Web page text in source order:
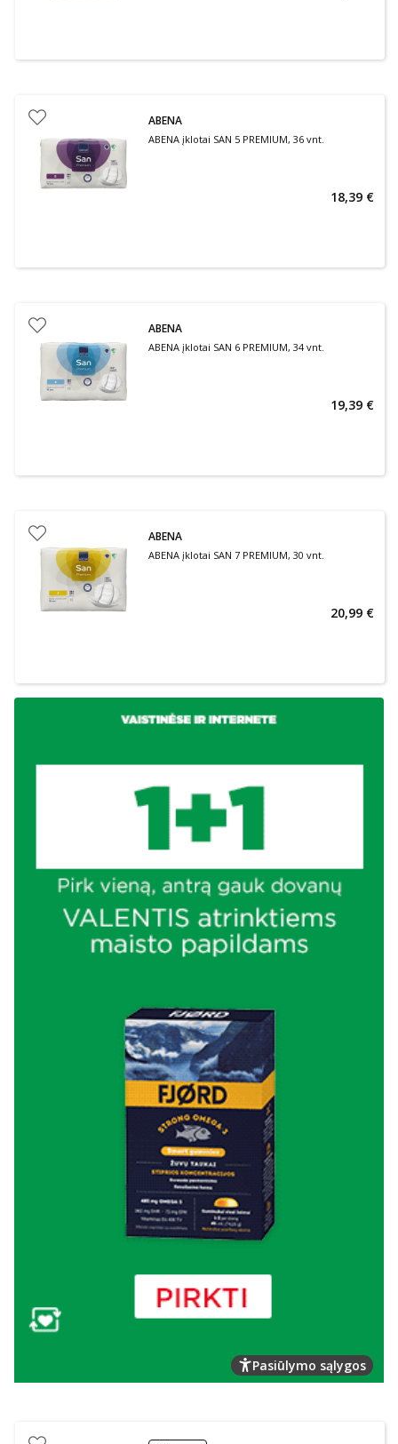
ABENA
ABENA įklotai SAN 5 PREMIUM, 36 vnt.
18,39 €
ABENA
ABENA įklotai SAN 6 PREMIUM, 34 vnt.
19,39 €
ABENA
ABENA įklotai SAN 7 PREMIUM, 30 vnt.
20,99 €
Pasiūlymo sąlygos